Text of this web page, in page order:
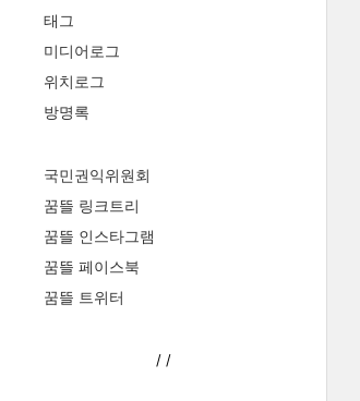
태그
미디어로그
위치로그
방명록
국민권익위원회
꿈뜰 링크트리
꿈뜰 인스타그램
꿈뜰 페이스북
꿈뜰 트위터
/ /